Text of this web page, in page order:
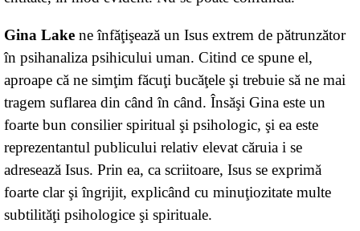
Gina Lakene înfăţişează un Isus extrem de pătrunzător
în psihanaliza psihicului uman. Citind ce spune el,
aproape că ne simţim făcuţi bucăţele şi trebuie să ne mai
tragem suflarea din când în când. Însăşi Gina este un
foarte bun consilier spiritual şi psihologic, şi ea este
reprezentantul publicului relativ elevat căruia i se
adresează Isus. Prin ea, ca scriitoare, Isus se exprimă
foarte clar şi îngrijit, explicând cu minuţiozitate multe
subtilităţi psihologice şi spirituale.